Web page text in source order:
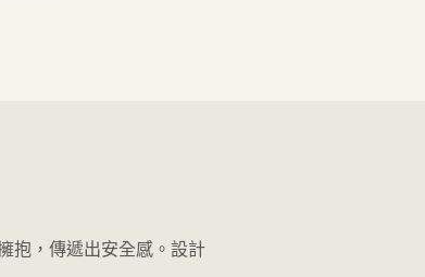
抱，傳遞出安全感。設計